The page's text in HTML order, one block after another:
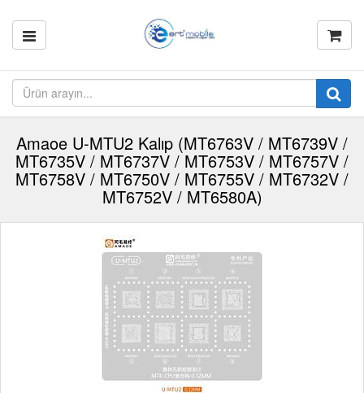
Amaoe U-MTU2 Kalıp (MT6763V / MT6739V /
MT6735V / MT6737V / MT6753V / MT6757V /
MT6758V / MT6750V / MT6755V / MT6732V /
MT6752V / MT6580A)